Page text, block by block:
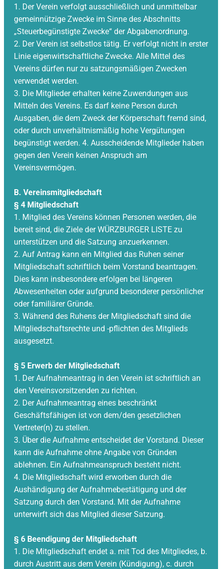
1. Der Verein verfolgt ausschließlich und unmittelbar
gemeinnützige Zwecke im Sinne des Abschnitts
„Steuerbegünstigte Zwecke“ der Abgabenordnung.
2. Der Verein ist selbstlos tätig. Er verfolgt nicht in erster
Linie eigenwirtschaftliche Zwecke. Alle Mittel des
Vereins dürfen nur zu satzungsmäßigen Zwecken
verwendet werden.
3. Die Mitglieder erhalten keine Zuwendungen aus
Mitteln des Vereins. Es darf keine Person durch
Ausgaben, die dem Zweck der Körperschaft fremd sind,
oder durch unverhältnismäßig hohe Vergütungen
begünstigt werden. 4. Ausscheidende Mitglieder haben
gegen den Verein keinen Anspruch am
Vereinsvermögen.
B. Vereinsmitgliedschaft
§ 4 Mitgliedschaft
1. Mitglied des Vereins können Personen werden, die
bereit sind, die Ziele der WÜRZBURGER LISTE zu
unterstützen und die Satzung anzuerkennen.
2. Auf Antrag kann ein Mitglied das Ruhen seiner
Mitgliedschaft schriftlich beim Vorstand beantragen.
Dies kann insbesondere erfolgen bei längeren
Abwesenheiten oder aufgrund besonderer persönlicher
oder familiärer Gründe.
3. Während des Ruhens der Mitgliedschaft sind die
Mitgliedschaftsrechte und -pflichten des Mitglieds
ausgesetzt.
§ 5 Erwerb der Mitgliedschaft
1. Der Aufnahmeantrag in den Verein ist schriftlich an
den Vereinsvorsitzenden zu richten.
2. Der Aufnahmeantrag eines beschränkt
Geschäftsfähigen ist von dem/den gesetzlichen
Vertreter(n) zu stellen.
3. Über die Aufnahme entscheidet der Vorstand. Dieser
kann die Aufnahme ohne Angabe von Gründen
ablehnen. Ein Aufnahmeanspruch besteht nicht.
4. Die Mitgliedschaft wird erworben durch die
Aushändigung der Aufnahmebestätigung und der
Satzung durch den Vorstand. Mit der Aufnahme
unterwirft sich das Mitglied dieser Satzung.
§ 6 Beendigung der Mitgliedschaft
1. Die Mitgliedschaft endet a. mit Tod des Mitgliedes, b.
durch Austritt aus dem Verein (Kündigung), c. durch